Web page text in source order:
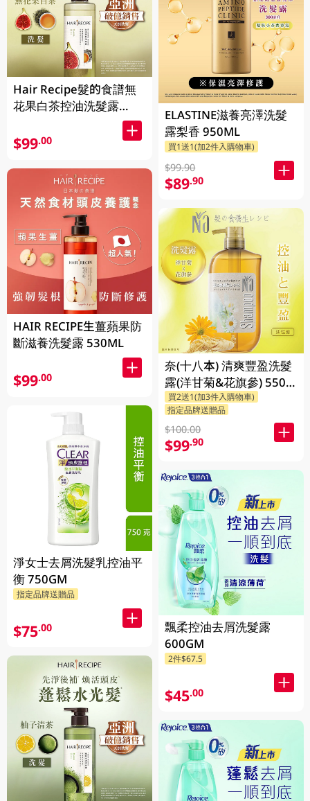
Hair Recipe髮的食譜無
花果白茶控油洗髮露
510ML(新舊裝隨機發貨)
$99.00
HAIR RECIPE生薑蘋果防
斷滋養洗髮露 530ML
$99.00
淨女士去屑洗髮乳控油平
衡 750GM
指定品牌送贈品
$75.00
ELASTINE滋養亮澤洗髮
露梨香 950ML
買1送1(加2件入購物車)
$99.90
$89.90
奈(十八本) 清爽豐盈洗髮
露(洋甘菊&花旗參) 550
ML
買2送1(加3件入購物車)
指定品牌送贈品
$100.00
$99.90
飄柔控油去屑洗髮露
600GM
2件$67.5
$45.00